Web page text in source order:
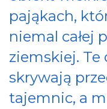
pająkach,
niemal całej
ziemskiej. Te
skrywają
tajemnic, a